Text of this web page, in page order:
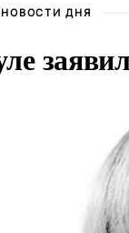
НОВОСТИ ДНЯ